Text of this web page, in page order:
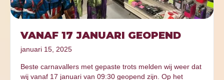
VANAF 17 JANUARI GEOPEND
januari 15, 2025
Beste carnavallers met gepaste trots melden wij weer dat
wij vanaf 17 januari van 09:30 geopend zijn. Op het